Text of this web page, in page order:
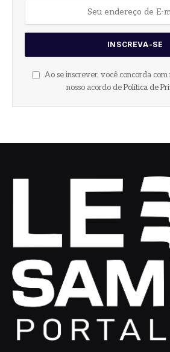
Ao se inscrever, você concorda com
nosso acordo de Política de